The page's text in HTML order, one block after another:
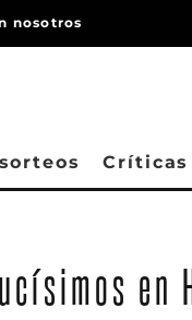
nosotros
Críticas
en